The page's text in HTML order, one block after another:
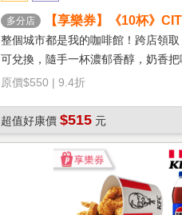
多分店
【享樂券】《10杯》
鐵(大杯-熱)
整個城市都是我的咖啡館！跨店領
可兌換，隨手一杯濃郁香醇，奶香
溫柔！
原價$550 | 9.4折
超值好康價 $515 元